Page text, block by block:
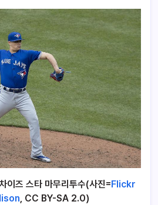
이즈 스타 마무리투수(사진= Flickr
, CC BY-SA 2.0)